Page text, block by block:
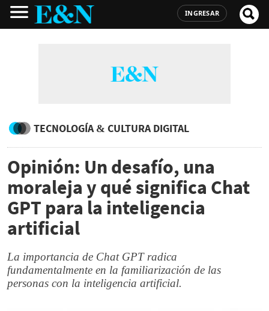
INGRESAR
TECNOLOGÍA & CULTURA DIGITAL
Opinión: Un desafío, una
moraleja y qué significa Chat
GPT para la inteligencia
artificial
La importancia de Chat GPT radica
fundamentalmente en la familiarización de las
personas con la inteligencia artificial.